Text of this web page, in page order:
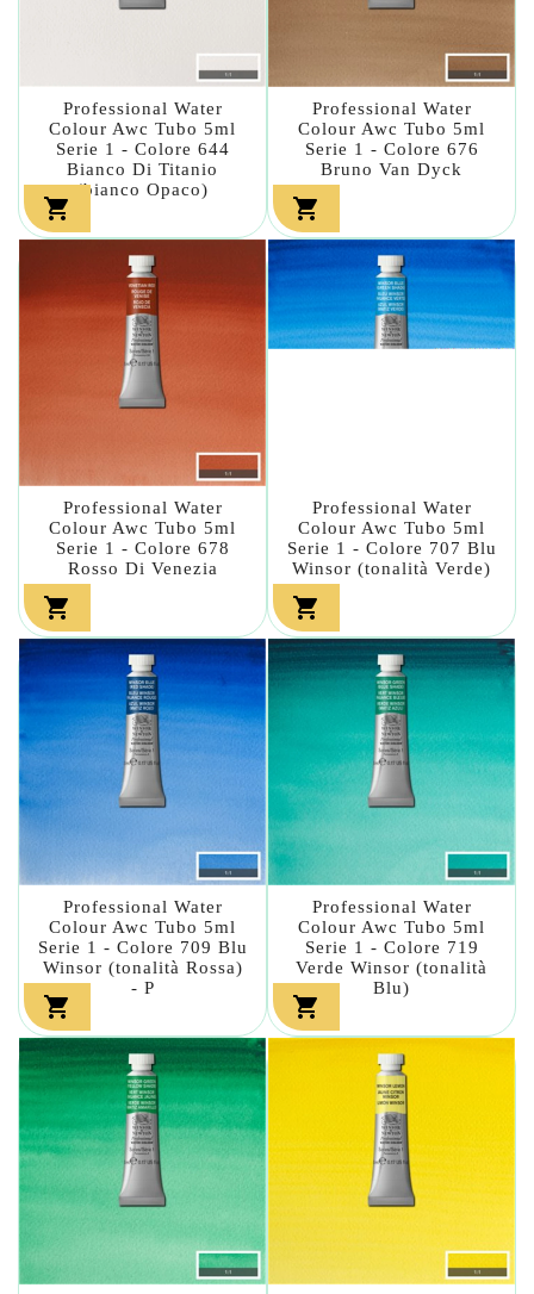
Professional Water
Colour Awc Tubo 5ml
Serie 1 - Colore 644
Bianco Di Titanio
(bianco Opaco)

Professional Water
Colour Awc Tubo 5ml
Serie 1 - Colore 676
Bruno Van Dyck

Professional Water
Colour Awc Tubo 5ml
Serie 1 - Colore 678
Rosso Di Venezia

Professional Water
Colour Awc Tubo 5ml
Serie 1 - Colore 707 Blu
Winsor (tonalità Verde)

Professional Water
Colour Awc Tubo 5ml
Serie 1 - Colore 709 Blu
Winsor (tonalità Rossa)
- P

Professional Water
Colour Awc Tubo 5ml
Serie 1 - Colore 719
Verde Winsor (tonalità
Blu)
